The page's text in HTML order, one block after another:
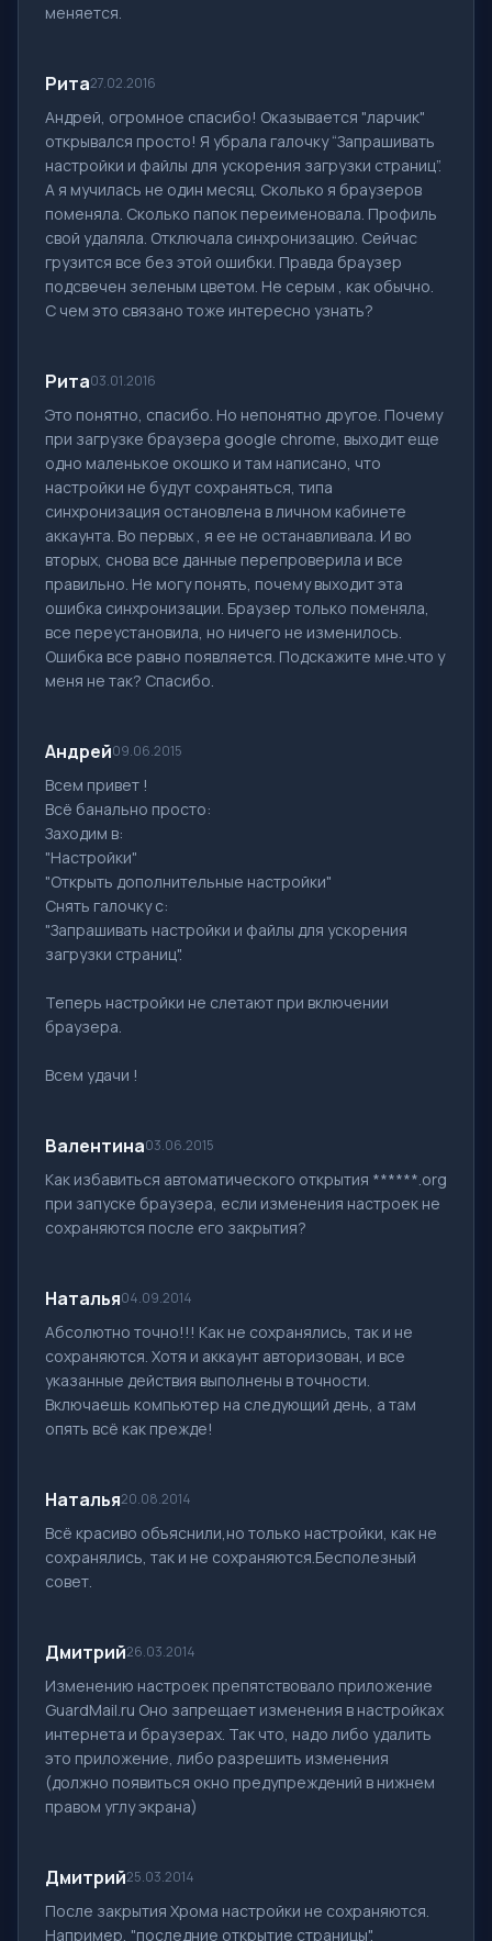
меняется.
Рита27.02.2016
Андрей, огромное спасибо! Оказывается "ларчик"
открывался просто! Я убрала галочку “Запрашивать
настройки и файлы для ускорения загрузки страниц”.
А я мучилась не один месяц. Сколько я браузеров
поменяла. Сколько папок переименовала. Профиль
свой удаляла. Отключала синхронизацию. Сейчас
грузится все без этой ошибки. Правда браузер
подсвечен зеленым цветом. Не серым , как обычно.
С чем это связано тоже интересно узнать?
Рита03.01.2016
Это понятно, спасибо. Но непонятно другое. Почему
при загрузке браузера google chrome, выходит еще
одно маленькое окошко и там написано, что
настройки не будут сохраняться, типа
синхронизация остановлена в личном кабинете
аккаунта. Во первых , я ее не останавливала. И во
вторых, снова все данные перепроверила и все
правильно. Не могу понять, почему выходит эта
ошибка синхронизации. Браузер только поменяла,
все переустановила, но ничего не изменилось.
Ошибка все равно появляется. Подскажите мне.что у
меня не так? Спасибо.
Андрей09.06.2015
Всем привет !
Всё банально просто:
Заходим в:
"Настройки"
"Открыть дополнительные настройки"
Снять галочку с:
"Запрашивать настройки и файлы для ускорения
загрузки страниц".
Теперь настройки не слетают при включении
браузера.
Всем удачи !
Валентина03.06.2015
Как избавиться автоматического открытия ******.org
при запуске браузера, если изменения настроек не
сохраняются после его закрытия?
Наталья04.09.2014
Абсолютно точно!!! Как не сохранялись, так и не
сохраняются. Хотя и аккаунт авторизован, и все
указанные действия выполнены в точности.
Включаешь компьютер на следующий день, а там
опять всё как прежде!
Наталья20.08.2014
Всё красиво объяснили,но только настройки, как не
сохранялись, так и не сохраняются.Бесполезный
совет.
Дмитрий26.03.2014
Изменению настроек препятствовало приложение
GuardMail.ru Оно запрещает изменения в настройках
интернета и браузерах. Так что, надо либо удалить
это приложение, либо разрешить изменения
(должно появиться окно предупреждений в нижнем
правом углу экрана)
Дмитрий25.03.2014
После закрытия Хрома настройки не сохраняются.
Например, "последние открытие страницы",